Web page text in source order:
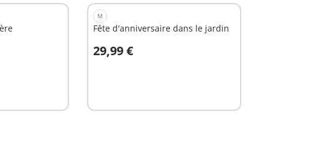
M
Fête d'anniversaire dans le jardin
29,99 €
Au panier